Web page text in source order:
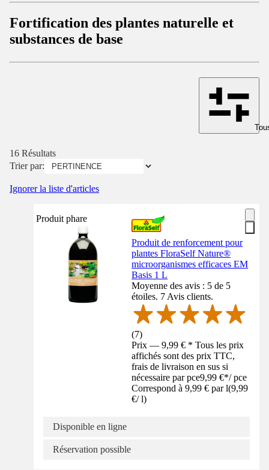
Fortification des plantes naturelle et
substances de base
16 Résultats
Trier par:
Ignorer la liste d'articles
Produit phare
Produit de renforcement pour
plantes FloraSelf Nature®
microorganismes efficaces EM
Basis 1 L
Moyenne des avis : 5 de 5
étoiles. 7 Avis clients.
(7)
Prix — 9,99 € * Tous les prix
affichés sont des prix TTC,
frais de livraison en sus si
nécessaire par pce9,99 €*/ pce
Correspond à 9,99 € par l(9,99
€/ l)
Disponible en ligne
Réservation possible